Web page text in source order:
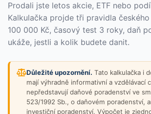
Prodali jste letos akcie, ETF nebo
Kalkulačka projde tři pravidla
100 000 Kč, časový test 3 roky, daň
ukáže, jestli a kolik budete danit.
Důležité upozornění. Tato kalkulačka i
mají výhradně informativní a vzdělávací
nepředstavují daňové poradenství ve
523/1992 Sb., o daňovém poradenství,
investiční poradenství. Výpočet je